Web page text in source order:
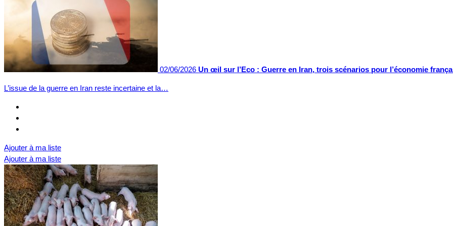
02/06/2026 Un œil sur l’Eco : Guerre en Iran, trois scénarios pour l’économie
L’issue de la guerre en Iran reste incertaine et la…
Ajouter à ma liste
Ajouter à ma liste